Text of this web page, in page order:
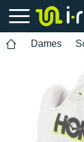
Dames